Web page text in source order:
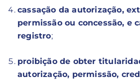
cassação da autorização,
permissão ou concessão, e
registro;
proibição de obter
autorização, permissão,